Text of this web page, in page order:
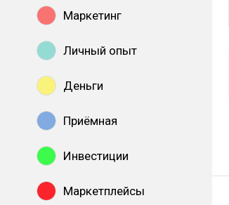
Маркетинг
Личный опыт
Деньги
Приёмная
Инвестиции
Маркетплейсы